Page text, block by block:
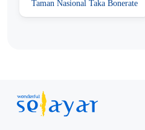
Taman Nasional Taka Bonerate